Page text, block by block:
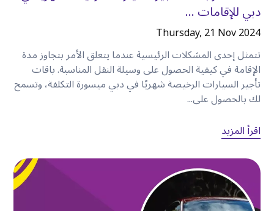
بدلاً من حصر نفسك في الأماكن التي تصل إليها وسائل
النقل العام مباشرةً، يمكنك استكشاف دبي بطريقة أكثر
طبيعية .
سافر براحة مع العائلة أو الأصدقاء
يصبح السفر مع الأطفال أو مع مجموعة أصدقاء أسهل
بكثير عندما يتمكن الجميع من البقاء معًا في سيارة
واحدة.
توفر لك السيارة المستأجرة مساحة لـ:
• أكياس التسوق.
عربات الأطفال.
دبي للإقامات ...
Thursday, 21 Nov 2024
تتمثل إحدى المشكلات الرئيسية عندما يتعلق الأمر بتجاوز مدة
الإقامة في كيفية الحصول على وسيلة النقل المناسبة. باقات
تأجير السيارات الرخيصة شهريًا في دبي ميسورة التكلفة، وتسمح
لك بالحصول على...
اقرأ المزيد